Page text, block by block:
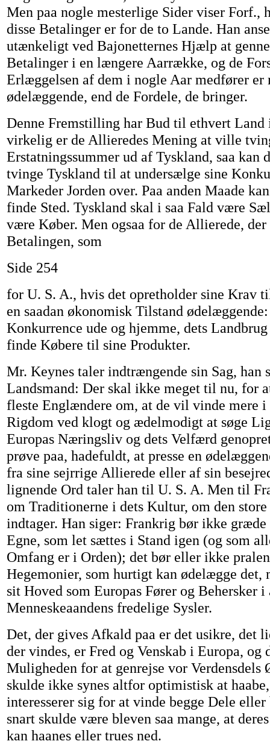
Men paa nogle mesterlige Sider viser Forf.,
disse Betalinger er for de to Lande. Han
utænkeligt ved Bajonetternes Hjælp at
Betalinger i en længere Aarrække, og de
Erlæggelsen af dem i nogle Aar medfører er
ødelæggende, end de Fordele, de bringer.
Denne Fremstilling har Bud til ethvert Land
virkelig er de Allieredes Mening at ville
Erstatningssummer ud af Tyskland, saa kan
tvinge Tyskland til at undersælge sine
Markeder Jorden over. Paa anden Maade
finde Sted. Tyskland skal i saa Fald være
være Køber. Men ogsaa for de Allierede, der
Betalingen, som
Side 254
for U. S. A., hvis det opretholder sine Krav
en saadan økonomisk Tilstand
Konkurrence ude og hjemme, dets
finde Købere til sine Produkter.
Mr. Keynes taler indtrængende sin Sag, han
Landsmand: Der skal ikke meget til nu, for
fleste Englændere om, at de vil vinde mere
Rigdom ved klogt og ædelmodigt at søge
Europas Næringsliv og dets Velfærd
prøve paa, hadefuldt, at presse en
fra sine sejrrige Allierede eller af sin
lignende Ord taler han til U. S. A. Men til
om Traditionerne i dets Kultur, om den
indtager. Han siger: Frankrig bør ikke græde
Egne, som let sættes i Stand igen (og som
Omfang er i Orden); det bør eller ikke
Hegemonier, som hurtigt kan ødelægge det,
sit Hoved som Europas Fører og Behersker
Menneskeaandens fredelige Sysler.
Det, der gives Afkald paa er det usikre, det
der vindes, er Fred og Venskab i Europa, og
Muligheden for at genrejse vor Verdensdels
skulde ikke synes altfor optimistisk at
interesserer sig for at vinde begge Dele
snart skulde være bleven saa mange, at
kan haanes eller trues ned.